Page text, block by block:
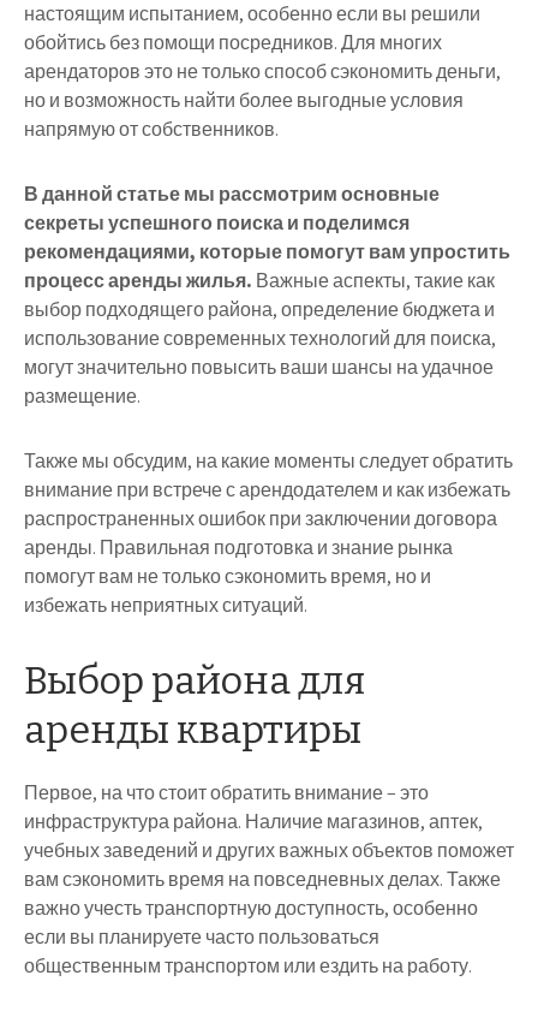
настоящим испытанием, особенно если вы решили
обойтись без помощи посредников. Для многих
арендаторов это не только способ сэкономить деньги,
но и возможность найти более выгодные условия
напрямую от собственников.
В данной статье мы рассмотрим основные
секреты успешного поиска и поделимся
рекомендациями, которые помогут вам упростить
процесс аренды жилья. Важные аспекты, такие как
выбор подходящего района, определение бюджета и
использование современных технологий для поиска,
могут значительно повысить ваши шансы на удачное
размещение.
Также мы обсудим, на какие моменты следует обратить
внимание при встрече с арендодателем и как избежать
распространенных ошибок при заключении договора
аренды. Правильная подготовка и знание рынка
помогут вам не только сэкономить время, но и
избежать неприятных ситуаций.
Выбор района для
аренды квартиры
Первое, на что стоит обратить внимание – это
инфраструктура района. Наличие магазинов, аптек,
учебных заведений и других важных объектов поможет
вам сэкономить время на повседневных делах. Также
важно учесть транспортную доступность, особенно
если вы планируете часто пользоваться
общественным транспортом или ездить на работу.